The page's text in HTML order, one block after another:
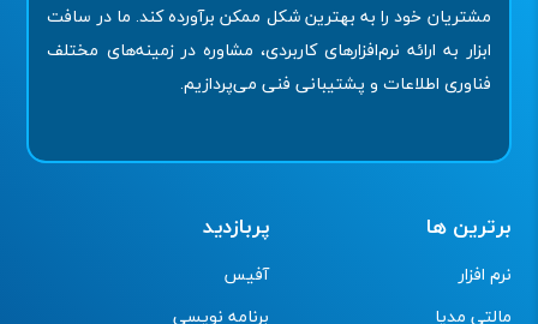
مشتریان خود را به بهترین شکل ممکن برآورده کند. ما در سافت
ابزار به ارائه نرم‌افزارهای کاربردی، مشاوره در زمینه‌های مختلف
فناوری اطلاعات و پشتیبانی فنی می‌پردازیم.
برترین ها
نرم افزار
مالتی مدیا
پربازدید
آفیس
برنامه نویسی